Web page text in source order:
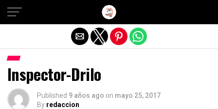
Inspector-Drilo
Published 9 años ago on mayo 25, 2017
By redaccion
Salir de la versión móvil